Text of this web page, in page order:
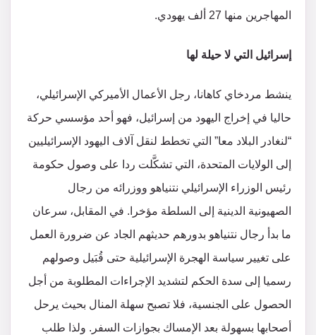
المهاجرين منها 27 ألف يهودي.
إسرائيل التي لا حيلة لها
ينشط مردخاي كاهانا، رجل الأعمال الأميركي الإسرائيلي،
حاليا في إخراج اليهود من إسرائيل، فهو أحد مؤسسي حركة
“لنغادر البلاد معا” التي تخطط لنقل آلاف اليهود الإسرائيليين
إلى الولايات المتحدة، التي تشكَّلت ردا على وصول حكومة
رئيس الوزراء الإسرائيلي نتنياهو ووزرائه من رجال
الصهيونية الدينية إلى السلطة مؤخرا. في المقابل، سرعان
ما بدأ رجال نتنياهو بدورهم حديثهم الجاد عن ضرورة العمل
على تغيير سياسة الهجرة الإسرائيلية حتى قُبَيل وصولهم
رسميا إلى سدة الحكم لتشديد الإجراءات المطلوبة من أجل
الحصول على الجنسية، فلا تصبح سهلة المنال بحيث يرحل
أصحابها بسهولة بعد الإمساك بجوازات السفر. ولذا طلب